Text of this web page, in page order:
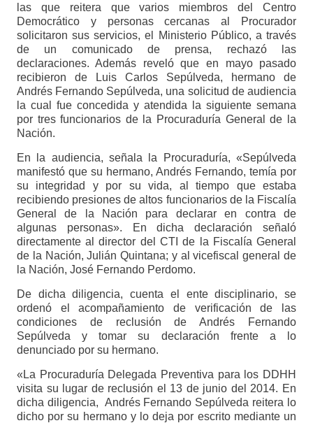
las que reitera que varios miembros del Centro
Democrático y personas cercanas al Procurador
solicitaron sus servicios, el Ministerio Público, a través
de un comunicado de prensa, rechazó las
declaraciones. Además reveló que en mayo pasado
recibieron de Luis Carlos Sepúlveda, hermano de
Andrés Fernando Sepúlveda, una solicitud de audiencia
la cual fue concedida y atendida la siguiente semana
por tres funcionarios de la Procuraduría General de la
Nación.
En la audiencia, señala la Procuraduría, «Sepúlveda
manifestó que su hermano, Andrés Fernando, temía por
su integridad y por su vida, al tiempo que estaba
recibiendo presiones de altos funcionarios de la Fiscalía
General de la Nación para declarar en contra de
algunas personas». En dicha declaración señaló
directamente al director del CTI de la Fiscalía General
de la Nación, Julián Quintana; y al vicefiscal general de
la Nación, José Fernando Perdomo.
De dicha diligencia, cuenta el ente disciplinario, se
ordenó el acompañamiento de verificación de las
condiciones de reclusión de Andrés Fernando
Sepúlveda y tomar su declaración frente a lo
denunciado por su hermano.
«La Procuraduría Delegada Preventiva para los DDHH
visita su lugar de reclusión el 13 de junio del 2014. En
dicha diligencia, Andrés Fernando Sepúlveda reitera lo
dicho por su hermano y lo deja por escrito mediante un